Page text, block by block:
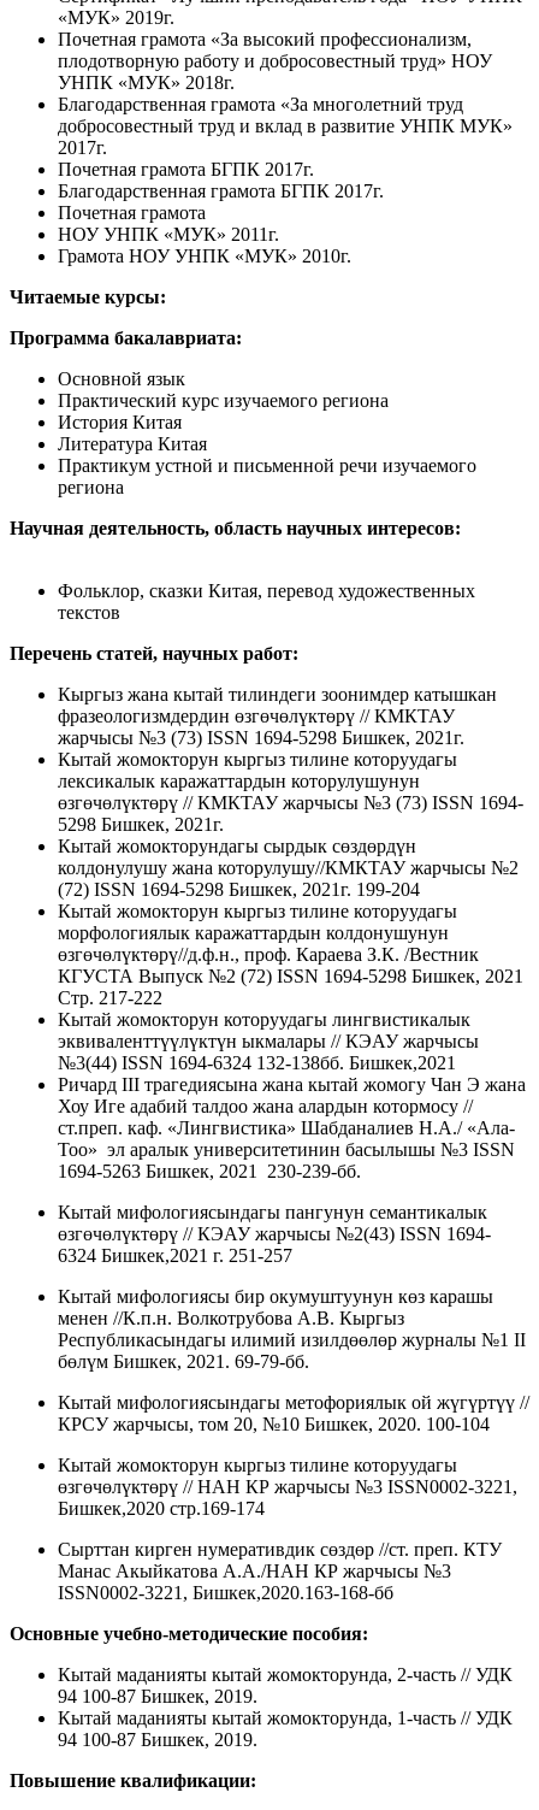
«МУК» 2019г.
Почетная грамота «За высокий профессионализм,
плодотворную работу и добросовестный труд» НОУ
УНПК «МУК» 2018г.
Благодарственная грамота «За многолетний труд
добросовестный труд и вклад в развитие УНПК МУК»
2017г.
Почетная грамота БГПК 2017г.
Благодарственная грамота БГПК 2017г.
Почетная грамота
НОУ УНПК «МУК» 2011г.
Грамота НОУ УНПК «МУК» 2010г.
Читаемые курсы:
Программа бакалавриата:
Основной язык
Практический курс изучаемого региона
История Китая
Литература Китая
Практикум устной и письменной речи изучаемого
региона
Научная деятельность, область научных интересов:
Фольклор, сказки Китая, перевод художественных
текстов
Перечень статей, научных работ:
Кыргыз жана кытай тилиндеги зоонимдер катышкан
фразеологизмдердин өзгөчөлүктөрү // КМКТАУ
жарчысы №3 (73) ISSN 1694-5298 Бишкек, 2021г.
Кытай жомокторун кыргыз тилине которуудагы
лексикалык каражаттардын которулушунун
өзгөчөлүктөрү // КМКТАУ жарчысы №3 (73) ISSN 1694-
5298 Бишкек, 2021г.
Кытай жомокторундагы сырдык сөздөрдүн
колдонулушу жана которулушу//КМКТАУ жарчысы №2
(72) ISSN 1694-5298 Бишкек, 2021г. 199-204
Кытай жомокторун кыргыз тилине которуудагы
морфологиялык каражаттардын колдонушунун
өзгөчөлүктөрү//д.ф.н., проф. Караева З.К. /Вестник
КГУСТА Выпуск №2 (72) ISSN 1694-5298 Бишкек, 2021
Стр. 217-222
Кытай жомокторун которуудагы лингвистикалык
эквиваленттүүлүктүн ыкмалары // КЭАУ жарчысы
№3(44) ISSN 1694-6324 132-138бб. Бишкек,2021
Ричард III трагедиясына жана кытай жомогу Чан Э жана
Хоу Иге адабий талдоо жана алардын котормосу //
ст.преп. каф. «Лингвистика» Шабданалиев Н.А./ «Ала-
Тоо» эл аралык университетинин басылышы №3 ISSN
1694-5263 Бишкек, 2021 230-239-бб.
Кытай мифологиясындагы пангунун семантикалык
өзгөчөлүктөрү //КЭАУ жарчысы №2(43) ISSN 1694-
6324 Бишкек,2021 г. 251-257
Кытай мифологиясы бир окумуштуунун көз карашы
менен //К.п.н. Волкотрубова А.В. Кыргыз
Республикасындагы илимий изилдөөлөр журналы №1 II
бөлүм Бишкек, 2021. 69-79-бб.
Кытай мифологиясындагы метофориялык ой жүгүртүү //
КРСУ жарчысы, том 20, №10 Бишкек, 2020. 100-104
Кытай жомокторун кыргыз тилине которуудагы
өзгөчөлүктөрү // НАН КР жарчысы №3 ISSN0002-3221,
Бишкек,2020 стр.169-174
Сырттан кирген нумеративдик сөздөр //ст. преп. КТУ
Манас Акыйкатова А.А./НАН КР жарчысы №3
ISSN0002-3221, Бишкек,2020.163-168-бб
Основные учебно-методические пособия:
Кытай маданияты кытай жомокторунда, 2-часть // УДК
94 100-87 Бишкек, 2019.
Кытай маданияты кытай жомокторунда, 1-часть // УДК
94 100-87 Бишкек, 2019.
Повышение квалификации: